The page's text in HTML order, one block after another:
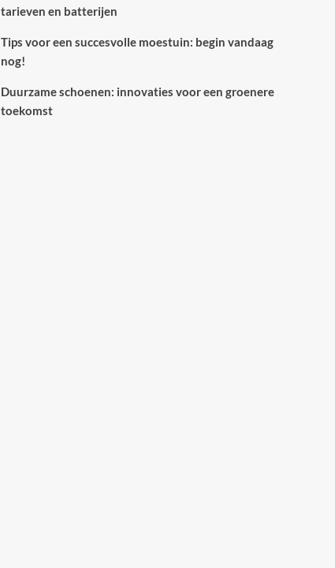
tarieven en batterijen
Tips voor een succesvolle moestuin: begin vandaag
nog!
Duurzame schoenen: innovaties voor een groenere
toekomst